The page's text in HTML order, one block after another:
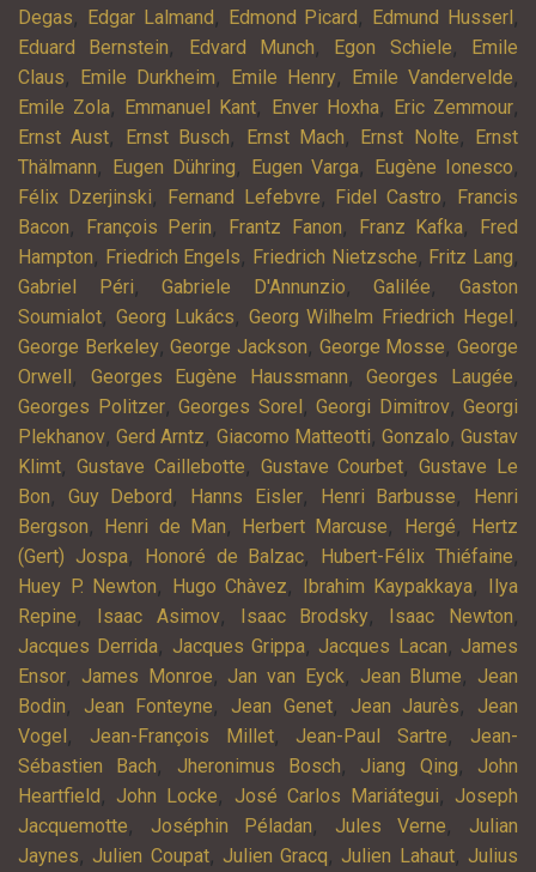
Degas, Edgar Lalmand, Edmond Picard, Edmund Husserl,
Eduard Bernstein, Edvard Munch, Egon Schiele, Emile
Claus, Emile Durkheim, Emile Henry, Emile Vandervelde,
Emile Zola, Emmanuel Kant, Enver Hoxha, Eric Zemmour,
Ernst Aust, Ernst Busch, Ernst Mach, Ernst Nolte, Ernst
Thälmann, Eugen Dühring, Eugen Varga, Eugène Ionesco,
Félix Dzerjinski, Fernand Lefebvre, Fidel Castro, Francis
Bacon, François Perin, Frantz Fanon, Franz Kafka, Fred
Hampton, Friedrich Engels, Friedrich Nietzsche, Fritz Lang,
Gabriel Péri,Gabriele D'Annunzio,Galilée,Gaston
Soumialot, Georg Lukács, Georg Wilhelm Friedrich Hegel,
George Berkeley,George Jackson, George Mosse,George
Orwell, Georges Eugène Haussmann,Georges Laugée,
Georges Politzer, Georges Sorel, Georgi Dimitrov, Georgi
Plekhanov,Gerd Arntz, Giacomo Matteotti, Gonzalo,Gustav
Klimt, Gustave Caillebotte, Gustave Courbet,Gustave Le
Bon, Guy Debord, Hanns Eisler, Henri Barbusse, Henri
Bergson, Henri de Man, Herbert Marcuse, Hergé, Hertz
(Gert) Jospa, Honoré de Balzac, Hubert-Félix Thiéfaine,
Huey P. Newton, Hugo Chàvez, Ibrahim Kaypakkaya, Ilya
Repine, Isaac Asimov, Isaac Brodsky, Isaac Newton,
Jacques Derrida, Jacques Grippa, Jacques Lacan, James
Ensor, James Monroe, Jan van Eyck, Jean Blume, Jean
Bodin, Jean Fonteyne, Jean Genet, Jean Jaurès, Jean
Vogel, Jean-François Millet, Jean-Paul Sartre, Jean-
Sébastien Bach, Jheronimus Bosch, Jiang Qing, John
Heartfield, John Locke, José Carlos Mariátegui, Joseph
Jacquemotte, Joséphin Péladan, Jules Verne, Julian
Jaynes, Julien Coupat, Julien Gracq, Julien Lahaut, Julius